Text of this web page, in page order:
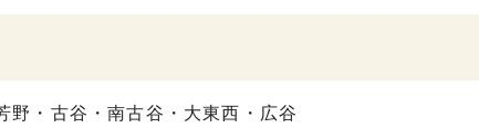
野・古谷・南古谷・大東西・広谷